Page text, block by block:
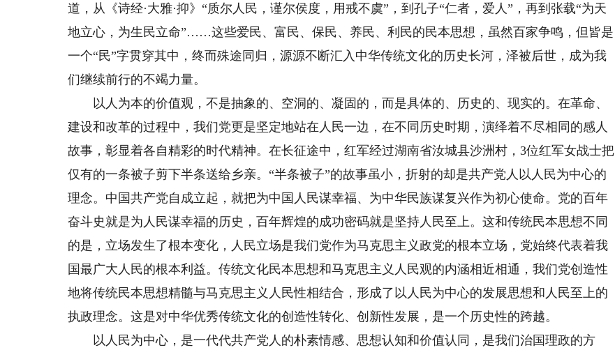
道，从《诗经·大雅·抑》“质尔人民，谨尔侯度，用戒不虞”，到孔子“仁者，爱人”，再到张载“为天
地立心，为生民立命”……这些爱民、富民、保民、养民、利民的民本思想，虽然百家争鸣，但皆是
一个“民”字贯穿其中，终而殊途同归，源源不断汇入中华传统文化的历史长河，泽被后世，成为我
们继续前行的不竭力量。
以人为本的价值观，不是抽象的、空洞的、凝固的，而是具体的、历史的、现实的。在革命、
建设和改革的过程中，我们党更是坚定地站在人民一边，在不同历史时期，演绎着不尽相同的感人
故事，彰显着各自精彩的时代精神。在长征途中，红军经过湖南省汝城县沙洲村，3位红军女战士把
仅有的一条被子剪下半条送给乡亲。“半条被子”的故事虽小，折射的却是共产党人以人民为中心的
理念。中国共产党自成立起，就把为中国人民谋幸福、为中华民族谋复兴作为初心使命。党的百年
奋斗史就是为人民谋幸福的历史，百年辉煌的成功密码就是坚持人民至上。这和传统民本思想不同
的是，立场发生了根本变化，人民立场是我们党作为马克思主义政党的根本立场，党始终代表着我
国最广大人民的根本利益。传统文化民本思想和马克思主义人民观的内涵相近相通，我们党创造性
地将传统民本思想精髓与马克思主义人民性相结合，形成了以人民为中心的发展思想和人民至上的
执政理念。这是对中华优秀传统文化的创造性转化、创新性发展，是一个历史性的跨越。
以人民为中心，是一代代共产党人的朴素情感、思想认知和价值认同，是我们治国理政的方